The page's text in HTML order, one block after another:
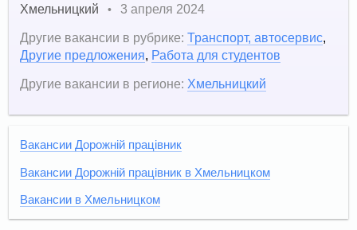
Хмельницкий
•
3 апреля 2024
Другие вакансии в рубрике: Транспорт, автосервис,
Другие предложения, Работа для студентов
Другие вакансии в регионе: Хмельницкий
Вакансии Дорожній працівник
Вакансии Дорожній працівник в Хмельницком
Вакансии в Хмельницком